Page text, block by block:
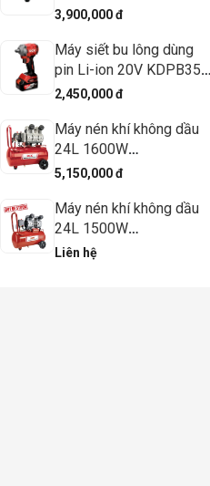
3,900,000 đ
Máy siết bu lông dùng
pin Li-ion 20V KDPB358
(TYPE EM) - DCK
2,450,000 đ
Máy nén khí không dầu
24L 1600W
KQE1600/24L – DCK
5,150,000 đ
Máy nén khí không dầu
24L 1500W
KQE1500/24L - DCK
Liên hệ